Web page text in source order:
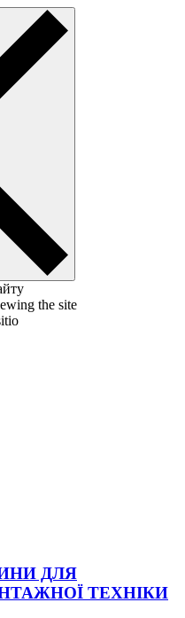
the site
ДЛЯ
ТЕХНІКИ